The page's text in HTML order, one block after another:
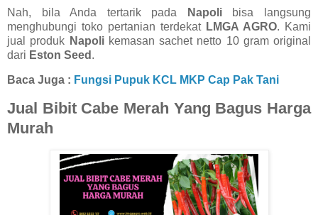
Nah, bila Anda tertarik pada Napolibisa langsung
menghubungi toko pertanian terdekat LMGA AGRO. Kami
jual produk Napolikemasan sachet netto 10 gram original
dari Eston Seed .
Baca Juga : Fungsi Pupuk KCL MKP Cap Pak Tani
Jual Bibit Cabe Merah Yang Bagus Harga
Murah